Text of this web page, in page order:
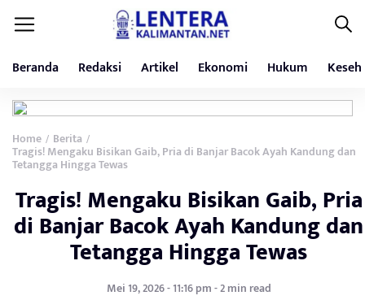
Beranda Redaksi Artikel Ekonomi Hukum
Home / Berita /
Tragis! Mengaku Bisikan Gaib, Pria di Banjar Bacok Ayah Kandung dan
Tetangga Hingga Tewas
Tragis! Mengaku Bisikan Gaib, Pria
di Banjar Bacok Ayah Kandung dan
Tetangga Hingga Tewas
Mei 19, 2026 - 11:16 pm - 2 min read